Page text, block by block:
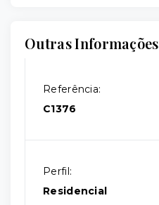
Outras Informações
Referência:
C1376
Perfil:
Residencial